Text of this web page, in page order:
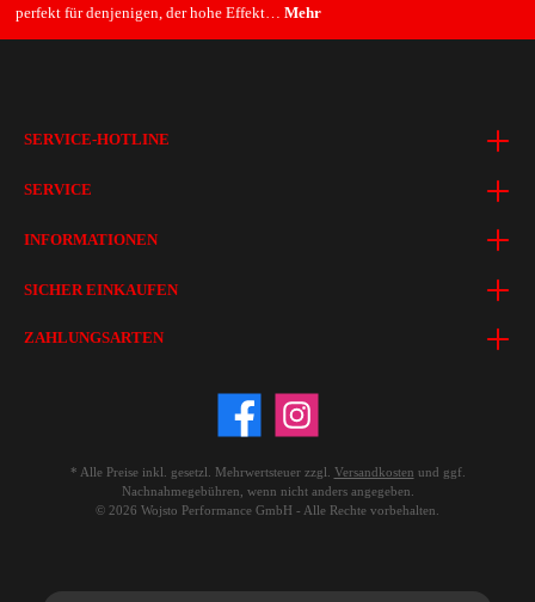
perfekt für denjenigen, der hohe Effekt… Mehr
SERVICE-HOTLINE
SERVICE
INFORMATIONEN
SICHER EINKAUFEN
ZAHLUNGSARTEN
* Alle Preise inkl. gesetzl. Mehrwertsteuer zzgl. Versandkosten und ggf.
Nachnahmegebühren, wenn nicht anders angegeben.
© 2026 Wojsto Performance GmbH - Alle Rechte vorbehalten.